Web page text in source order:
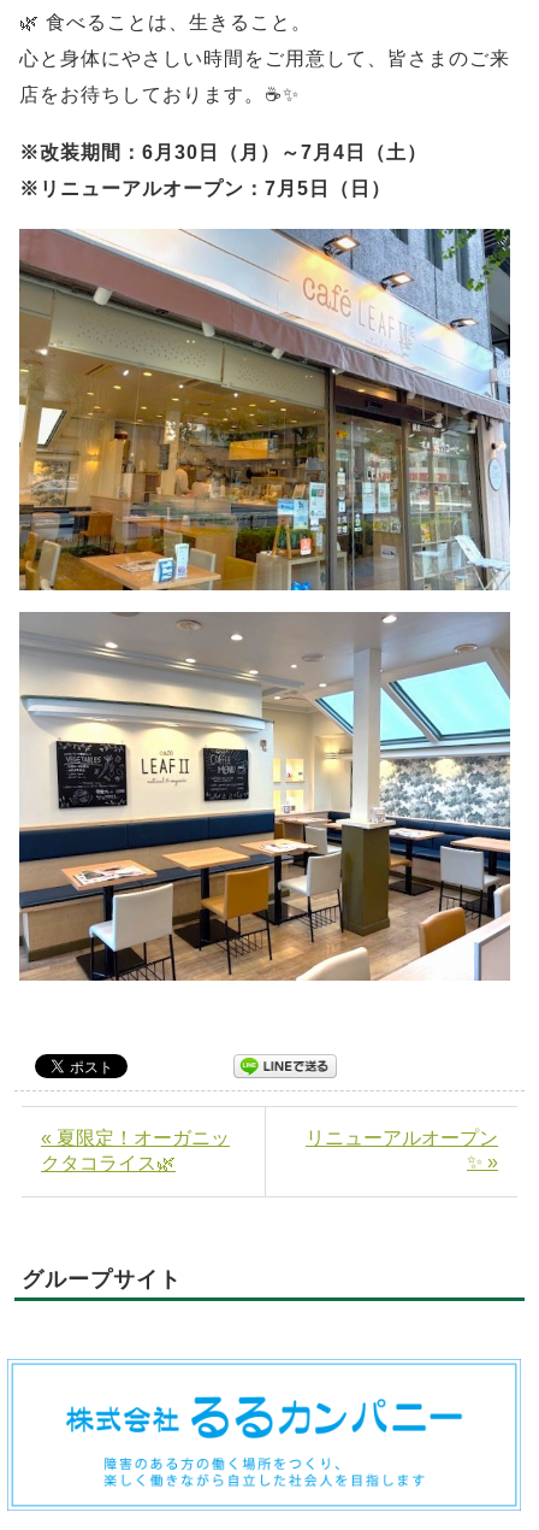
🌿 食べることは、生きること。
心と身体にやさしい時間をご用意して、皆さまのご来
店をお待ちしております。☕✨
※改装期間：6月30日（月）～7月4日（土）
※リニューアルオープン：7月5日（日）
« 夏限定！オーガニッ
クタコライス🌿
リニューアルオープン
✨ »
グループサイト